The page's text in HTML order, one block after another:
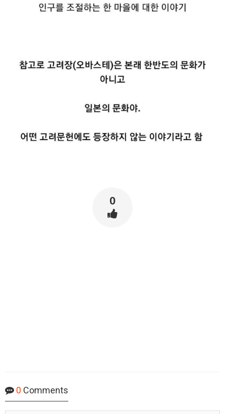
0
0 Comments